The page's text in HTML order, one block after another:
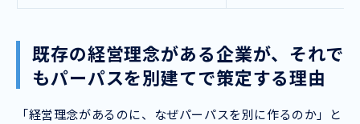
既存の経営理念がある企業が、それで
もパーパスを別建てで策定する理由
「経営理念があるのに、なぜパーパスを別に作るのか」と